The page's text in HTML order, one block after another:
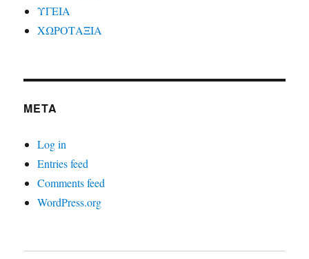
ΥΓΕΙΑ
ΧΩΡΟΤΑΞΙΑ
META
Log in
Entries feed
Comments feed
WordPress.org